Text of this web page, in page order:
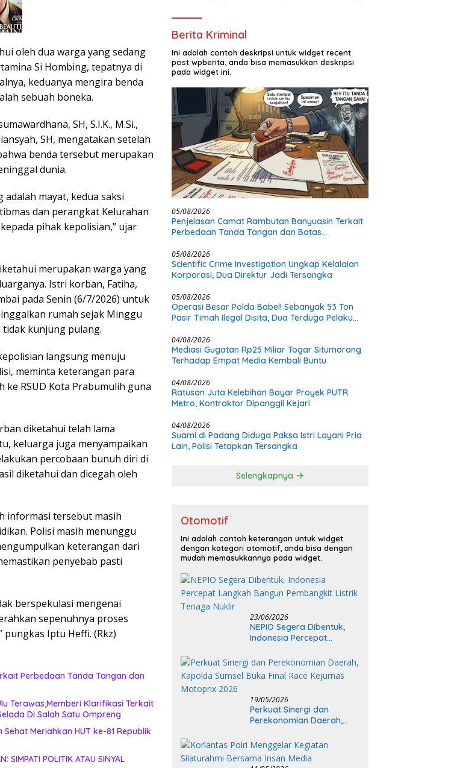
oleh dua warga yang sedang
Si Hombing, tepatnya di
keduanya mengira benda
sebuah boneka.
SH, S.I.K., M.Si.,
SH, mengatakan setelah
benda tersebut merupakan
dunia.
mayat, kedua saksi
dan perangkat Kelurahan
pihak kepolisian,” ujar
merupakan warga yang
Istri korban, Fatiha,
pada Senin (6/7/2026) untuk
rumah sejak Minggu
tidak kunjung pulang.
langsung menuju
meminta keterangan para
ke RSUD Kota Prabumulih guna
diketahui telah lama
keluarga juga menyampaikan
percobaan bunuh diri di
diketahui dan dicegah oleh
informasi tersebut masih
Polisi masih menunggu
keterangan dari
penyebab pasti
berspekulasi mengenai
sepenuhnya proses
Iptu Heffi. (Rkz)
Perbedaan Tanda Tangan dan
Terawas,Memberi Klarifikasi Terkait
Di Salah Satu Ompreng
Meriahkan HUT ke-81 Republik
SIMPATI POLITIK ATAU SINYAL
Infrastruktur Lokal
Berita Kriminal
Ini adalah contoh deskripsi untuk widget recent
post wpberita, anda bisa memasukkan deskripsi
pada widget ini.
05/08/2026
Penjelasan Camat Rambutan Banyuasin Terkait
Perbedaan Tanda Tangan dan Batas
05/08/2026
Scientific Crime Investigation Ungkap Kelalaian
Korporasi, Dua Direktur Jadi Tersangka
05/08/2026
Operasi Besar Polda Babel! Sebanyak 53 Ton
Pasir Timah Ilegal Disita, Dua Terduga Pelaku
04/08/2026
Mediasi Gugatan Rp25 Miliar Togar Situmorang
Terhadap Empat Media Kembali Buntu
04/08/2026
Ratusan Juta Kelebihan Bayar Proyek PUTR
Metro, Kontraktor Dipanggil Kejari
04/08/2026
Suami di Padang Diduga Paksa Istri Layani Pria
Lain, Polisi Tetapkan Tersangka
Selengkapnya
Otomotif
Ini adalah contoh keterangan untuk widget
dengan kategori otomotif, anda bisa dengan
mudah memasukkannya pada widget.
23/06/2026
NEPIO Segera Dibentuk,
Indonesia Percepat
Pembangkit Listrik Tenaga
Nuklir
19/05/2026
Perkuat Sinergi dan
Perekonomian Daerah,
Race Kejurnas Motoprix
2026